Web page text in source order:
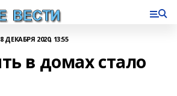
ДЕКАБРЯ 2020, 13:55
в домах стало